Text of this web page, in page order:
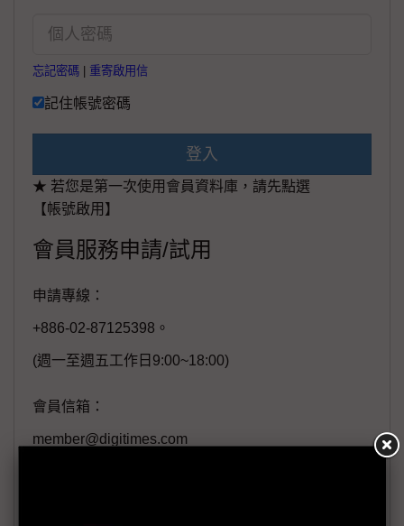
忘記密碼 重寄啟用信
記住帳號密碼
登入
★ 若您是第一次使用會員資料庫，請先點選
【帳號啟用】
會員服務申請/試用
申請專線：
+886-02-87125398。
(週一至週五工作日9:00~18:00)
會員信箱：
member@digitimes.com